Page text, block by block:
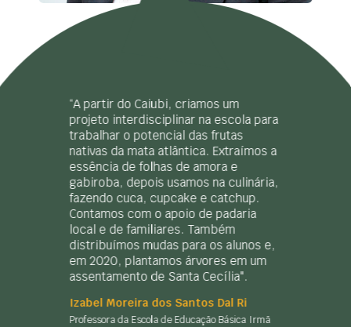
“A partir do Caiubi, criamos um
projeto interdisciplinar na escola para
trabalhar o potencial das frutas
nativas da mata atlântica. Extraímos a
essência de folhas de amora e
gabiroba, depois usamos na culinária,
fazendo cuca, cupcake e catchup.
Contamos com o apoio de padaria
local e de familiares. Também
distribuímos mudas para os alunos e,
em 2020, plantamos árvores em um
assentamento de Santa Cecília".
Izabel Moreira dos Santos Dal Ri
Professora da Escola de Educação Básica Irmã